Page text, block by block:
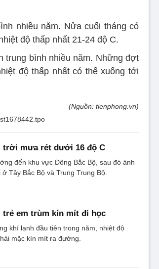
nhiều năm. Nửa cuối tháng có
độ thấp nhất 21-24 độ C.
trung bình nhiều năm. Những đợt
độ thấp nhất có thể xuống tới
(Nguồn: tienphong.vn)
trời mưa rét dưới 16 độ C
đến khu vực Đông Bắc Bộ, sau đó ảnh
Tây Bắc Bộ và Trung Trung Bộ.
trẻ em trùm kín mít đi học
khí lạnh đầu tiên trong năm, nhiệt độ
mặc kín mít ra đường.